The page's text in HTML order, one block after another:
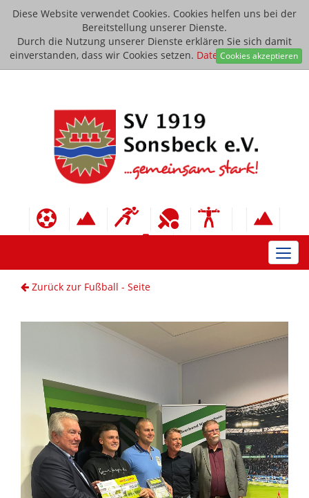
Diese Website verwendet Cookies. Cookies helfen uns bei der
Bereitstellung unserer Dienste.
Durch die Nutzung unserer Dienste erklären Sie sich damit
einverstanden, dass wir Cookies setzen. Datenschutzerklärung
Cookies akzeptieren
Zurück zur Fußball - Seite